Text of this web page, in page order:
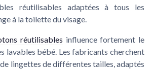
réutilisables adaptées à tous les
à la toilette du visage.
réutilisables influence fortement le
lavables bébé. Les fabricants cherchent
lingettes de différentes tailles, adaptés